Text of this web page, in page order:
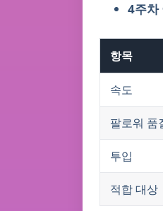
4주차
항목
속도
팔로워 품
투입
적합 대상